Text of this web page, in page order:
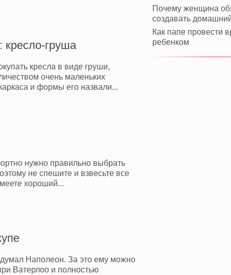
кресло-груша
кресла в виде груши,
очень маленьких
и формы его назвали...
нужно правильно выбрать
не спешите и взвесьте все
хороший...
Наполеон. За это ему можно
Ватерлоо и полностью
Почему женщина
создавать
Как папе провести
ребенком